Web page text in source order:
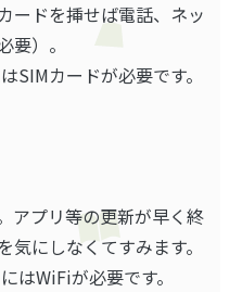
ードを挿せば電話、ネッ
要）。
SIMカードが必要です。
アプリ等の更新が早く終
にしなくてすみます。
はWiFiが必要です。